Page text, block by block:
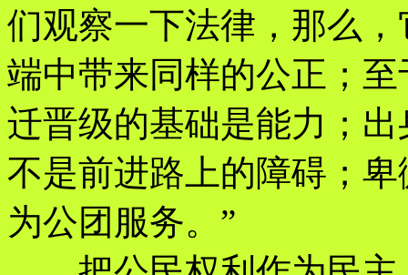
们观察一下法律，那么
端中带来同样的公正；
迁晋级的基础是能力；
不是前进路上的障碍；
为公团服务。”